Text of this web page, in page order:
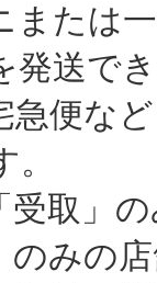
は一
発送で
など
」の
の店